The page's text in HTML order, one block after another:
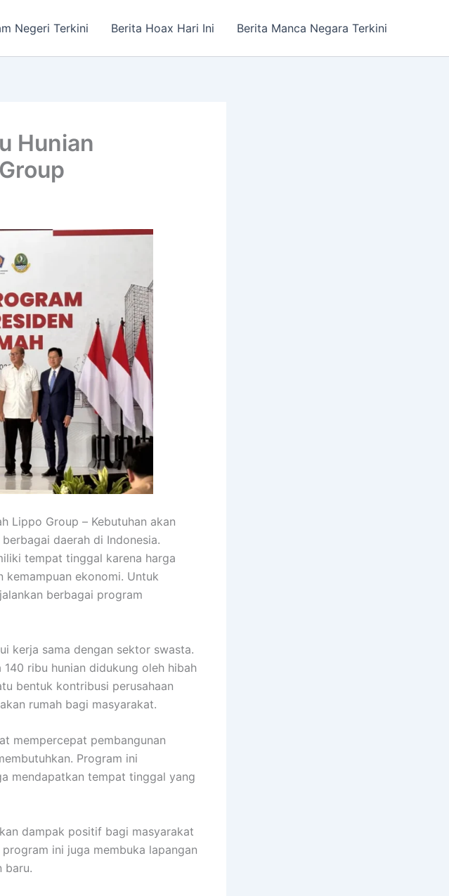
Negeri Terkini Berita Hoax Hari Ini Berita Manca Negara Terkini
Hunian
Lippo Group – Kebutuhan akan
daerah di Indonesia.
tempat tinggal karena harga
kemampuan ekonomi. Untuk
berbagai program
kerja sama dengan sektor swasta.
ribu hunian didukung oleh hibah
bentuk kontribusi perusahaan
rumah bagi masyarakat.
mempercepat pembangunan
Program ini
mendapatkan tempat tinggal yang
dampak positif bagi masyarakat
ini juga membuka lapangan
baru.